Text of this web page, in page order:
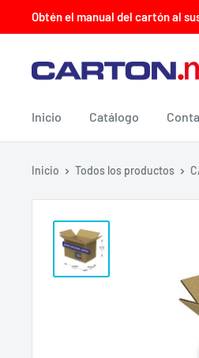
directamente
contenido
Obtén el manual del cartón al
CARTON.MX
Inicio Catálogo
Inicio Todos los productos